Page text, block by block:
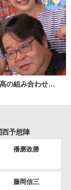
高の組み合わせ…
西予想陣
播磨政勝
藤岡信三